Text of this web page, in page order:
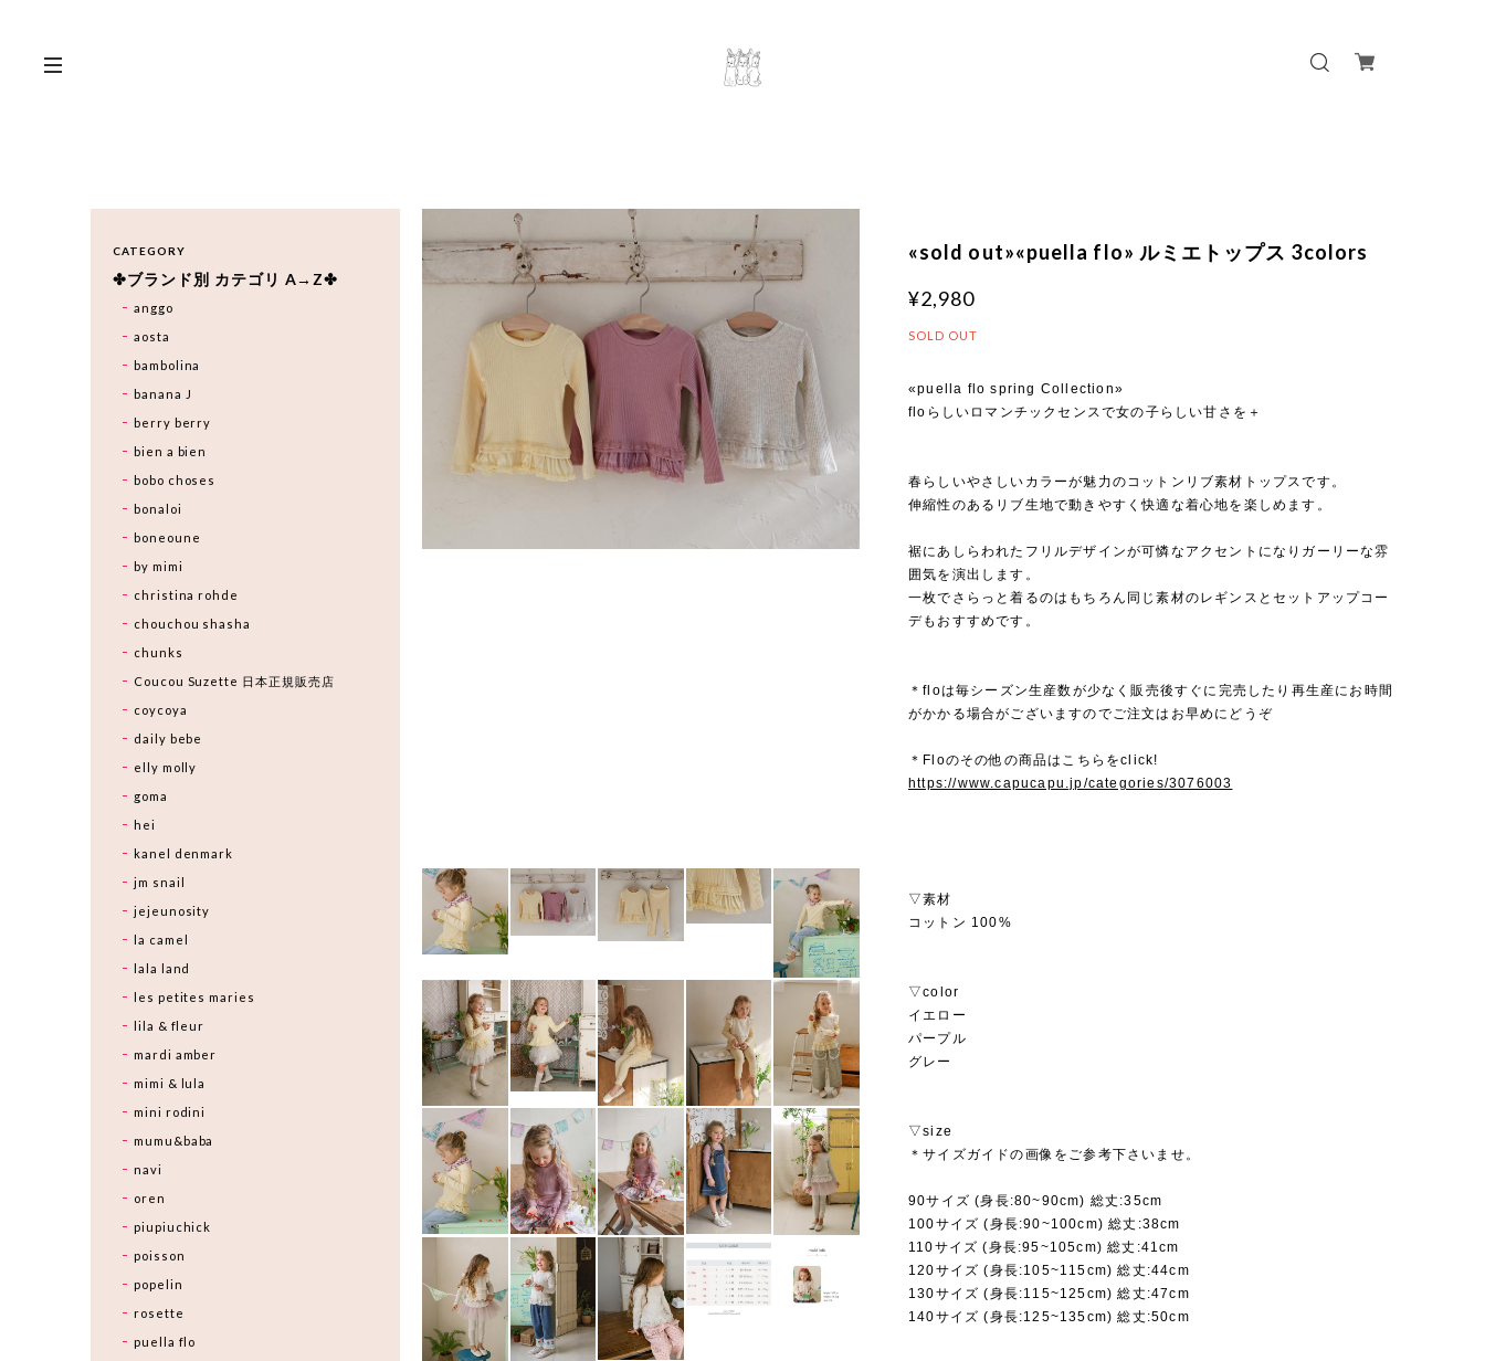
«sold out»«puella flo» ルミエトップス 3colors
¥2,980
SOLD OUT
«puella flo spring Collection»
floらしいロマンチックセンスで女の子らしい甘さを＋
春らしいやさしいカラーが魅力のコットンリブ素材トップスです。
伸縮性のあるリブ生地で動きやすく快適な着心地を楽しめます。
裾にあしらわれたフリルデザインが可憐なアクセントになりガーリーな雰
囲気を演出します。
一枚でさらっと着るのはもちろん同じ素材のレギンスとセットアップコー
デもおすすめです。
＊floは毎シーズン生産数が少なく販売後すぐに完売したり再生産にお時間
がかかる場合がございますのでご注文はお早めにどうぞ
＊Floのその他の商品はこちらをclick!
https://www.capucapu.jp/categories/3076003
▽素材
コットン 100%
▽color
イエロー
パープル
グレー
▽size
＊サイズガイドの画像をご参考下さいませ。
90サイズ (身長:80~90cm) 総丈:35cm
100サイズ (身長:90~100cm) 総丈:38cm
110サイズ (身長:95~105cm) 総丈:41cm
120サイズ (身長:105~115cm) 総丈:44cm
130サイズ (身長:115~125cm) 総丈:47cm
140サイズ (身長:125~135cm) 総丈:50cm
CATEGORY
✤ブランド別 カテゴリ A→Z✤
anggo
aosta
bambolina
banana J
berry berry
bien a bien
bobo choses
bonaloi
boneoune
by mimi
christina rohde
chouchou shasha
chunks
Coucou Suzette 日本正規販売店
coycoya
daily bebe
elly molly
goma
hei
kanel denmark
jm snail
jejeunosity
la camel
lala land
les petites maries
lila & fleur
mardi amber
mimi & lula
mini rodini
mumu&baba
navi
oren
piupiuchick
poisson
popelin
rosette
puella flo